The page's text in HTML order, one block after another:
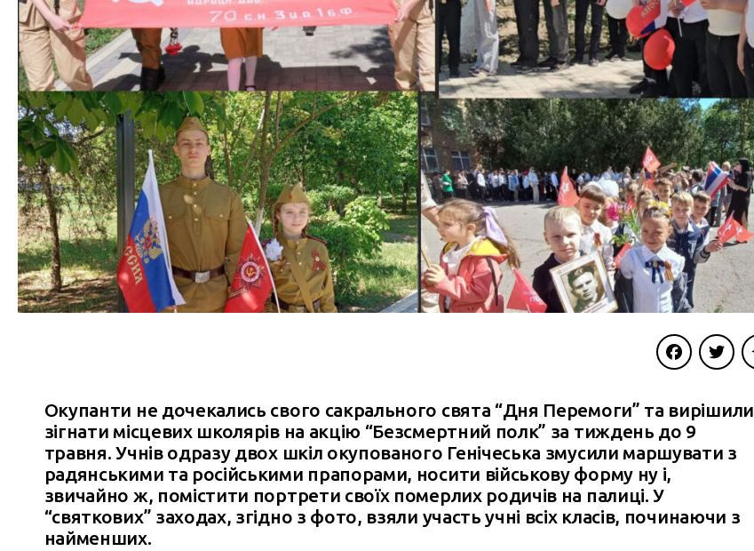
Окупанти не дочекались свого сакрального свята “Дня Перемоги” та вирішили
зігнати місцевих школярів на акцію “Безсмертний полк” за тиждень до 9
травня. Учнів одразу двох шкіл окупованого Генічеська змусили маршувати з
радянськими та російськими прапорами, носити військову форму ну і,
звичайно ж, помістити портрети своїх померлих родичів на палиці. У
“святкових” заходах, згідно з фото, взяли участь учні всіх класів, починаючи з
найменших.